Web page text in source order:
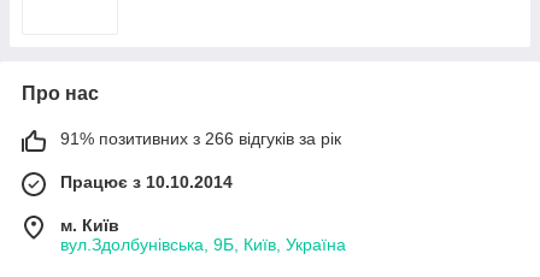
Про нас
91% позитивних з 266 відгуків за рік
Працює з 10.10.2014
м. Київ
вул.Здолбунівська, 9Б, Київ, Україна